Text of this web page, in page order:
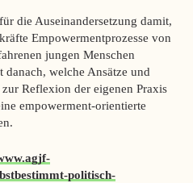
die Auseinandersetzung damit,
Empowermentprozesse von
jungen Menschen
welche Ansätze und
Reflexion der eigenen Praxis
empowerment-orientierte
politisch-